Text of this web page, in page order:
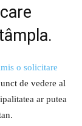
o solicitare
de vedere al
ar putea